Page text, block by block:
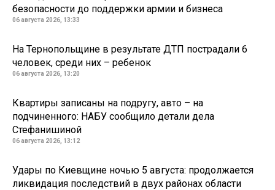
безопасности до поддержки армии и бизнеса
06 августа 2026, 13:33
На Тернопольщине в результате ДТП пострадали 6
человек, среди них – ребенок
06 августа 2026, 13:20
Квартиры записаны на подругу, авто – на
подчиненного: НАБУ сообщило детали дела
Стефанишиной
06 августа 2026, 13:12
Удары по Киевщине ночью 5 августа: продолжается
ликвидация последствий в двух районах области